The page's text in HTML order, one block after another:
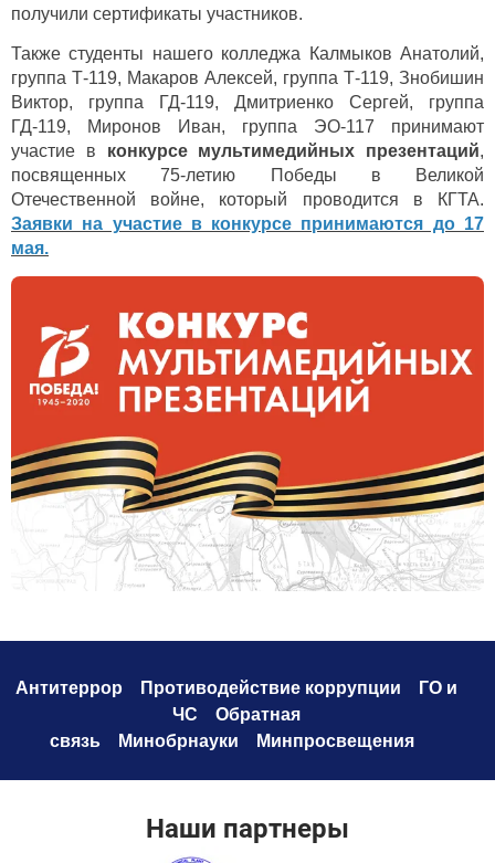
получили сертификаты участников.
Также студенты нашего колледжа Калмыков Анатолий,
группа Т-119, Макаров Алексей, группа Т-119, Знобишин
Виктор, группа ГД-119, Дмитриенко Сергей, группа
ГД-119, Миронов Иван, группа ЭО-117 принимают
участие в конкурсе мультимедийных презентаций,
посвященных 75-летию Победы в Великой
Отечественной войне, который проводится в КГТА.
Заявки на участие в конкурсе принимаются до 17
мая.
Антитеррор Противодействие коррупции
ГО и
ЧС
Обратная
связь
Минобрнауки Минпросвещения
Наши партнеры